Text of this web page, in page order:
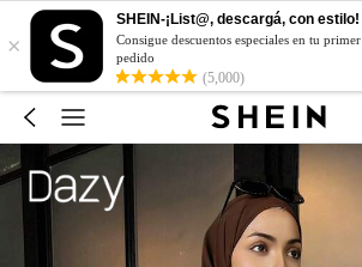
×
SHEIN-¡List@, descargá, con estilo!
Consigue descuentos especiales en tu primer
pedido
(5,000)